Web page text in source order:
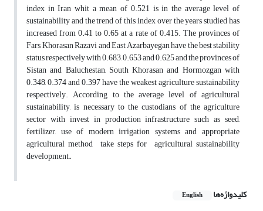
index in Iran whit a mean of 0.521 is in the average level of
sustainability and the trend of this index over the years studied has
increased from 0.41 to 0.65 at a rate of 0.415. The provinces of
Fars, Khorasan Razavi and East Azarbayegan have the best stability
status respectively with 0.683, 0.653 and 0.625 and the provinces of
Sistan and Baluchestan, South Khorasan and Hormozgan with
0.348, 0.374 and 0.397 have the weakest agriculture sustainability
respectively. According to the average level of agricultural
sustainability, is necessary to the custodians of the agriculture
sector with invest in production infrastructure such as seed,
fertilizer, use of modern irrigation systems and appropriate
agricultural method take steps for agricultural sustainability
development.
کلیدواژه‌ها English